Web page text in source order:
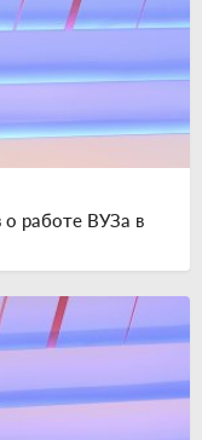
о работе ВУЗа в